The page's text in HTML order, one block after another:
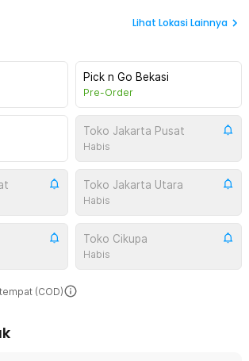
Lihat Lokasi Lainnya
Pick n Go Bekasi
Pre-Order
Toko Jakarta Pusat
Habis
Toko Jakarta Utara
Habis
Toko Cikupa
Habis
(COD)